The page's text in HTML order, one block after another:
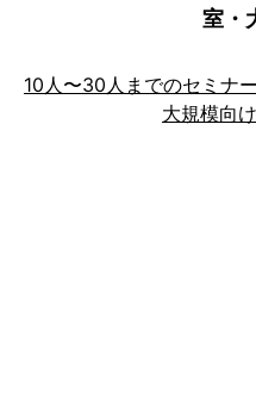
室・
10人〜30人までのセミナ
大規模向